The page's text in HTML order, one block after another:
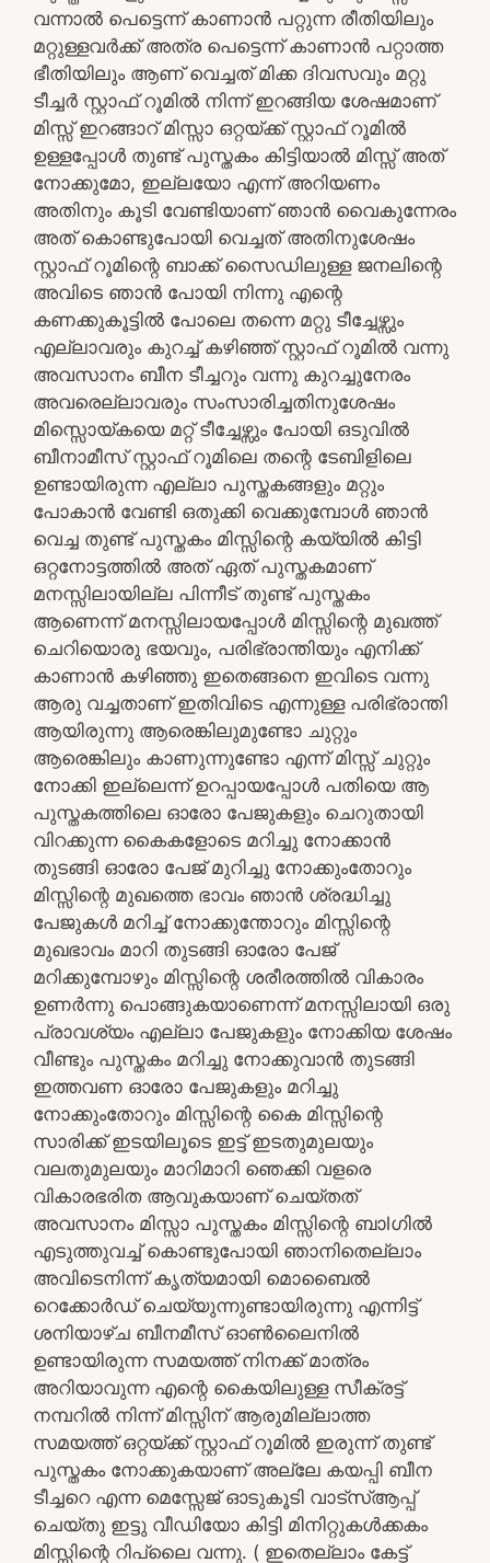
വന്നാൽ പെട്ടെന്ന് കാണാൻ പറ്റുന്ന രീതിയിലും
മറ്റുള്ളവർക്ക് അത്ര പെട്ടെന്ന് കാണാൻ പറ്റാത്ത
ഭീതിയിലും ആണ് വെച്ചത് മിക്ക ദിവസവും മറ്റു
ടീച്ചർ സ്റ്റാഫ് റൂമിൽ നിന്ന് ഇറങ്ങിയ ശേഷമാണ്
മിസ്സ് ഇറങ്ങാറ് മിസ്സാ ഒറ്റയ്ക്ക് സ്റ്റാഫ് റൂമിൽ
ഉള്ളപ്പോൾ തുണ്ട് പുസ്തകം കിട്ടിയാൽ മിസ്സ് അത്
നോക്കുമോ, ഇല്ലയോ എന്ന് അറിയണം
അതിനും കൂടി വേണ്ടിയാണ് ഞാൻ വൈകുന്നേരം
അത് കൊണ്ടുപോയി വെച്ചത് അതിനുശേഷം
സ്റ്റാഫ് റൂമിന്റെ ബാക്ക് സൈഡിലുള്ള ജനലിന്റെ
അവിടെ ഞാൻ പോയി നിന്നു എന്റെ
കണക്കുകൂട്ടിൽ പോലെ തന്നെ മറ്റു ടീച്ചേഴ്സും
എല്ലാവരും കുറച്ച് കഴിഞ്ഞ് സ്റ്റാഫ് റൂമിൽ വന്നു
അവസാനം ബീന ടീച്ചറും വന്നു കുറച്ചുനേരം
അവരെല്ലാവരും സംസാരിച്ചതിനുശേഷം
മിസ്സൊയ്കയെ മറ്റ് ടീച്ചേഴ്സും പോയി ഒടുവിൽ
ബീനാമീസ് സ്റ്റാഫ് റൂമിലെ തന്റെ ടേബിളിലെ
ഉണ്ടായിരുന്ന എല്ലാ പുസ്തകങ്ങളും മറ്റും
പോകാൻ വേണ്ടി ഒതുക്കി വെക്കുമ്പോൾ ഞാൻ
വെച്ച തുണ്ട് പുസ്തകം മിസ്സിന്റെ കയ്യിൽ കിട്ടി
ഒറ്റനോട്ടത്തിൽ അത് ഏത് പുസ്തകമാണ്
മനസ്സിലായില്ല പിന്നീട് തുണ്ട് പുസ്തകം
ആണെന്ന് മനസ്സിലായപ്പോൾ മിസ്സിന്റെ മുഖത്ത്
ചെറിയൊരു ഭയവും, പരിഭ്രാന്തിയും എനിക്ക്
കാണാൻ കഴിഞ്ഞു ഇതെങ്ങനെ ഇവിടെ വന്നു
ആരു വച്ചതാണ് ഇതിവിടെ എന്നുള്ള പരിഭ്രാന്തി
ആയിരുന്നു ആരെങ്കിലുമുണ്ടോ ചുറ്റും
ആരെങ്കിലും കാണുന്നുണ്ടോ എന്ന് മിസ്സ് ചുറ്റും
നോക്കി ഇല്ലെന്ന് ഉറപ്പായപ്പോൾ പതിയെ ആ
പുസ്തകത്തിലെ ഓരോ പേജുകളും ചെറുതായി
വിറക്കുന്ന കൈകളോടെ മറിച്ചു നോക്കാൻ
തുടങ്ങി ഓരോ പേജ് മുറിച്ചു നോക്കുംതോറും
മിസ്സിന്റെ മുഖത്തെ ഭാവം ഞാൻ ശ്രദ്ധിച്ചു
പേജുകൾ മറിച്ച് നോക്കുന്തോറും മിസ്സിന്റെ
മുഖഭാവം മാറി തുടങ്ങി ഓരോ പേജ്
മറിക്കുമ്പോഴും മിസ്സിന്റെ ശരീരത്തിൽ വികാരം
ഉണർന്നു പൊങ്ങുകയാണെന്ന് മനസ്സിലായി ഒരു
പ്രാവശ്യം എല്ലാ പേജുകളും നോക്കിയ ശേഷം
വീണ്ടും പുസ്തകം മറിച്ചു നോക്കുവാൻ തുടങ്ങി
ഇത്തവണ ഓരോ പേജുകളും മറിച്ചു
നോക്കുംതോറും മിസ്സിന്റെ കൈ മിസ്സിന്റെ
സാരിക്ക് ഇടയിലൂടെ ഇട്ട് ഇടതുമുലയും
വലതുമുലയും മാറിമാറി ഞെക്കി വളരെ
വികാരഭരിത ആവുകയാണ് ചെയ്തത്
അവസാനം മിസ്സാ പുസ്തകം മിസ്സിന്റെ ബാlഗിൽ
എടുത്തുവച്ച് കൊണ്ടുപോയി ഞാനിതെല്ലാം
അവിടെനിന്ന് കൃത്യമായി മൊബൈൽ
റെക്കോർഡ് ചെയ്യുന്നുണ്ടായിരുന്നു എന്നിട്ട്
ശനിയാഴ്ച ബീനമീസ് ഓൺലൈനിൽ
ഉണ്ടായിരുന്ന സമയത്ത് നിനക്ക് മാത്രം
അറിയാവുന്ന എന്റെ കൈയിലുള്ള സീക്രട്ട്
നമ്പറിൽ നിന്ന് മിസ്സിന് ആരുമില്ലാത്ത
സമയത്ത് ഒറ്റയ്ക്ക് സ്റ്റാഫ് റൂമിൽ ഇരുന്ന് തുണ്ട്
പുസ്തകം നോക്കുകയാണ് അല്ലേ കയപ്പി ബീന
ടീച്ചറെ എന്ന മെസ്സേജ് ഓടുകൂടി വാട്സ്ആപ്പ്
ചെയ്തു ഇട്ടു വീഡിയോ കിട്ടി മിനിറ്റുകൾക്കകം
മിസ്സിന്റെ റിപ്ലൈ വന്നു. ( ഇതെല്ലാം കേട്ട്